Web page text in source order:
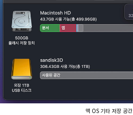
맥 OS 기타 저장 공간